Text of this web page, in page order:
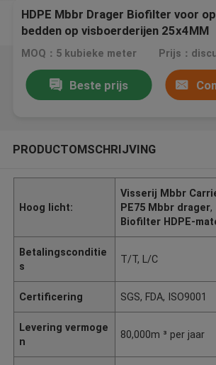
HDPE Mbbr Drager Biofilter voor
bedden op visboerderijen 25x4MM
MOQ：5 kubieke meter
Beste prijs
PRODUCTOMSCHRIJVING
Hoog licht:
Visserij Mbbr
PE75 Mbbr drager,
Biofilter HDPE-
Betalingsconditie
s
T/T, L/C
Certificering SGS, FDA, ISO9001
Levering vermoge
n
80,000m ³ per jaar